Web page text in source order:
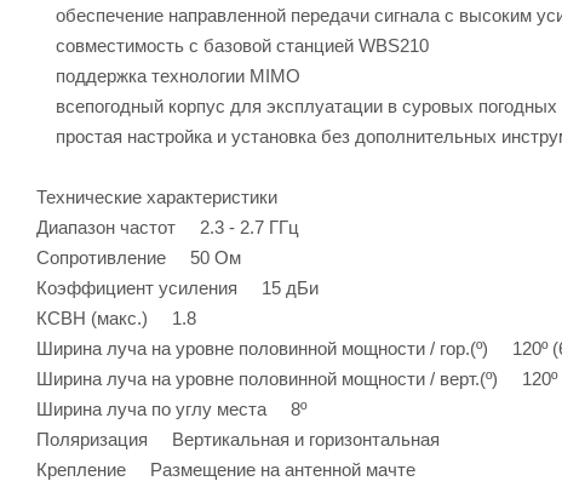
обеспечение направленной передачи сигнала с высоким
совместимость с базовой станцией WBS210
поддержка технологии MIMO
всепогодный корпус для эксплуатации в суровых погодных
простая настройка и установка без дополнительных
Технические характеристики
Диапазон частот 2.3 - 2.7 ГГц
Сопротивление 50 Ом
Коэффициент усиления 15 дБи
КСВН (макс.) 1.8
Ширина луча на уровне половинной мощности / гор.(º) 120º
Ширина луча на уровне половинной мощности / верт.(º) 120º
Ширина луча по углу места 8º
Поляризация Вертикальная и горизонтальная
Крепление Размещение на антенной мачте